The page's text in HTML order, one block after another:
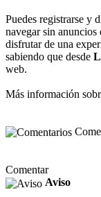
Puedes registrarse y
navegar sin anuncios
disfrutar de una
sabiendo que desde
web.
Más información
Comentar
Aviso